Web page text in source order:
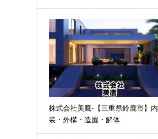
株式会社美鷹-【三重県鈴鹿市】内
装・外構・造園・解体